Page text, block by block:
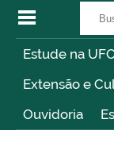
Estude na
Extensão e
Ouvidoria